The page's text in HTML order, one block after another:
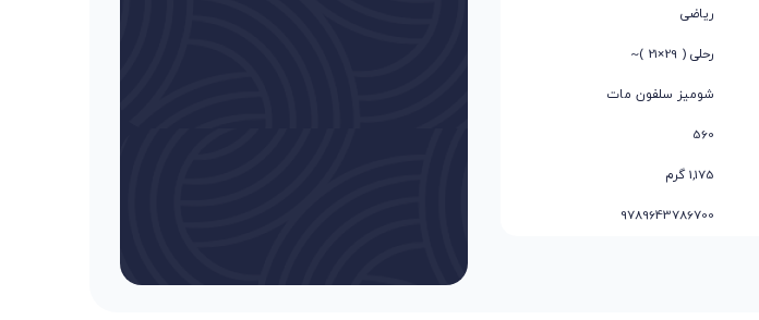
ریاضی
رحلی ( 29×21 )~
شومیز سلفون مات
560
1,175 گرم
9789643786700